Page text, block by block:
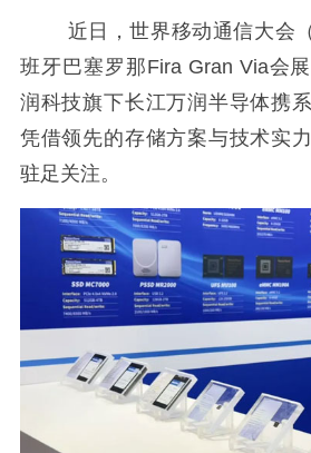
内部AI助手
近日，世界移动通信大会（
班牙巴塞罗那Fira Gran Via会
润科技旗下长江万润半导体携
凭借领先的存储方案与技术实
驻足关注。